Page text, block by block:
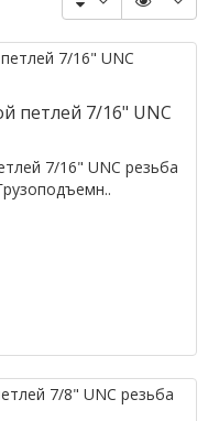
петлей 7/16" UNC
7/16" UNC резьба